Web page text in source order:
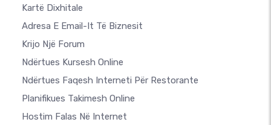
Kartë Dixhitale
Adresa E Email-It Të Biznesit
Krijo Një Forum
Ndërtues Kursesh Online
Ndërtues Faqesh Interneti Për Restorante
Planifikues Takimesh Online
Hostim Falas Në Internet